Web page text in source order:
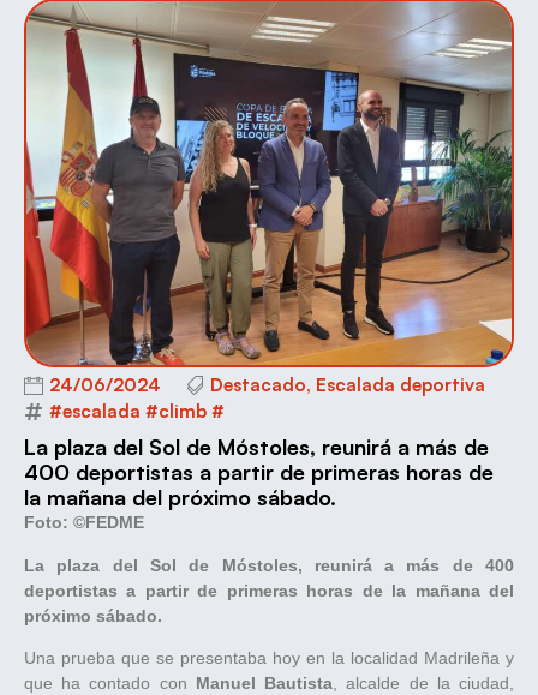
24/06/2024 Destacado, Escalada deportiva
#escalada #climb #
La plaza del Sol de Móstoles, reunirá a más de
400 deportistas a partir de primeras horas de
la mañana del próximo sábado.
Foto: ©FEDME
La plaza del Sol de Móstoles, reunirá a más de 400
deportistas a partir de primeras horas de la mañana del
próximo sábado.
Una prueba que se presentaba hoy en la localidad Madrileña y
que ha contado con Manuel Bautista , alcalde de la ciudad,